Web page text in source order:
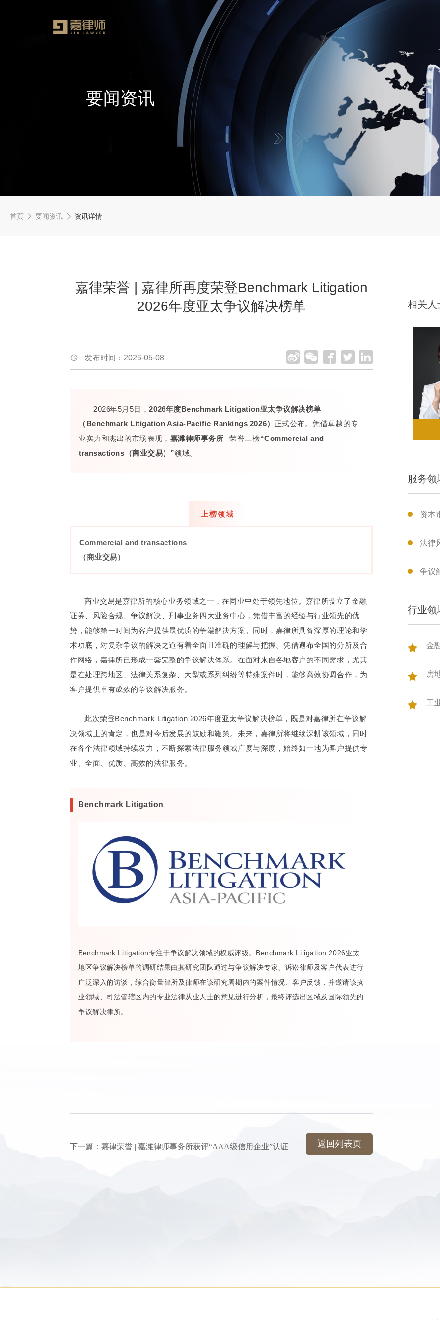
要闻资讯
首页 要闻资讯 资讯详情
嘉律荣誉 | 嘉律所再度荣登Benchmark Litigation
2026年度亚太争议解决榜单
发布时间：2026-05-08
2026年5月5日，2026年度Benchmark Litigation亚太争议解决榜单
（Benchmark Litigation Asia-Pacific Rankings 2026） 正式公布。凭借卓越的专
业实力和杰出的市场表现， 嘉潍律师事务所 荣誉上榜“Commercial and
transactions（商业交易）”领域。
上榜领域
Commercial and transactions
（商业交易）
商业交易是嘉律所的核心业务领域之一，在同业中处于领先地位。嘉律所设立了金融
证券、风险合规、争议解决、刑事业务四大业务中心，凭借丰富的经验与行业领先的优
势，能够第一时间为客户提供最优质的争端解决方案。同时，嘉律所具备深厚的理论和学
术功底，对复杂争议的解决之道有着全面且准确的理解与把握。凭借遍布全国的分所及合
作网络，嘉律所已形成一套完整的争议解决体系。在面对来自各地客户的不同需求，尤其
是在处理跨地区、法律关系复杂、大型或系列纠纷等特殊案件时，能够高效协调合作，为
客户提供卓有成效的争议解决服务。
此次荣登Benchmark Litigation 2026年度亚太争议解决榜单，既是对嘉律所在争议解
决领域上的肯定，也是对今后发展的鼓励和鞭策。未来，嘉律所将继续深耕该领域，同时
在各个法律领域持续发力，不断探索法律服务领域广度与深度，始终如一地为客户提供专
业、全面、优质、高效的法律服务。
Benchmark Litigation
Benchmark Litigation专注于争议解决领域的权威评级。Benchmark Litigation 2026亚太
地区争议解决榜单的调研结果由其研究团队通过与争议解决专家、诉讼律师及客户代表进行
广泛深入的访谈，综合衡量律所及律师在该研究周期内的案件情况、客户反馈，并邀请该执
业领域、司法管辖区内的专业法律从业人士的意见进行分析，最终评选出区域及国际领先的
争议解决律所。
下一篇：嘉律荣誉 | 嘉潍律师事务所获评“AAA级信用企业”认证 返回列表页
相关人
服务领
资本
法律
争议
行业领
金
房
工